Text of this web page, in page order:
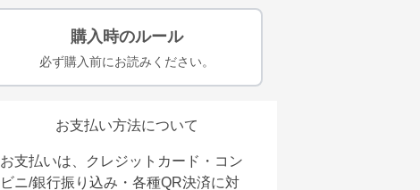
購入時のルール
必ず購入前にお読みください。
お支払い方法について
お支払いは、クレジットカード・コン
ビニ/銀行振り込み・各種QR決済に対